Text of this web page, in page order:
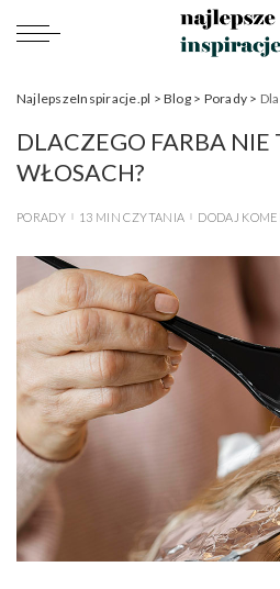
NajlepszeInspiracje.pl >Blog> Porady >
DLACZEGO FARBA NIE
WŁOSACH?
PORADY 13 MIN CZYTANIA DODAJ